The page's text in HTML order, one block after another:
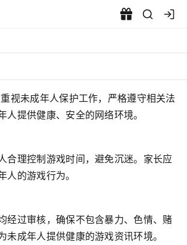
护声明 - 小茂爱手游
视未成年人保护工作，严格遵守相关法
人提供健康、安全的网络环境。
合理控制游戏时间，避免沉迷。家长应
人的游戏行为。
经过审核，确保不包含暴力、色情、赌
未成年人提供健康的游戏资讯环境。